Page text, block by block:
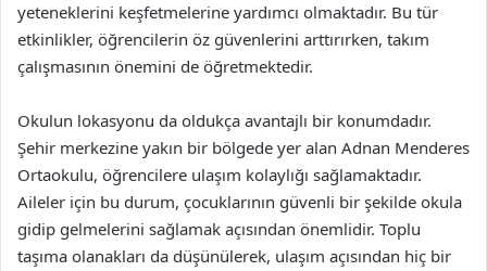
yeteneklerini keşfetmelerine yardımcı olmaktadır. Bu tür
etkinlikler, öğrencilerin öz güvenlerini arttırırken, takım
çalışmasının önemini de öğretmektedir.
Okulun lokasyonu da oldukça avantajlı bir konumdadır.
Şehir merkezine yakın bir bölgede yer alan Adnan Menderes
Ortaokulu, öğrencilere ulaşım kolaylığı sağlamaktadır.
Aileler için bu durum, çocuklarının güvenli bir şekilde okula
gidip gelmelerini sağlamak açısından önemlidir. Toplu
taşıma olanakları da düşünülerek, ulaşım açısından hiç bir